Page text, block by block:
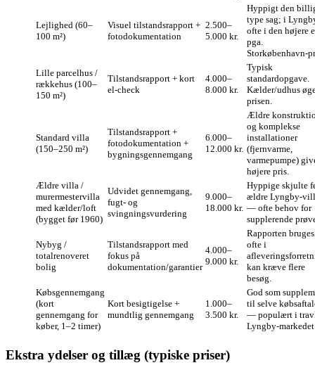
Lejlighed (60–
100 m²)
Visuel tilstandsrapport +
fotodokumentation
2.500–
5.000 kr.
Hyppigt den
type sag; i
ofte i den højere
pga.
Lille parcelhus /
rækkehus (100–
150 m²)
Tilstandsrapport + kort
el‑check
4.000–
8.000 kr.
Typisk
standardopgave.
Kælder/udhus
prisen.
Standard villa
(150–250 m²)
Tilstandsrapport +
fotodokumentation +
bygningsgennemgang
6.000–
12.000 kr.
Ældre
og komplekse
installationer
(fjernvarme,
varmepumpe)
højere pris.
Ældre villa /
murermestervilla
med kælder/loft
(bygget før 1960)
Udvidet gennemgang,
fugt‑ og
svingningsvurdering
9.000–
18.000 kr.
Hyppige skjulte
ældre
— ofte behov for
supplerende
Nybyg /
totalrenoveret
bolig
Tilstandsrapport med
fokus på
dokumentation/garantier
4.000–
9.000 kr.
Rapporten bruges
ofte i
kan kræve flere
besøg.
Købsgennemgang
(kort
gennemgang for
køber, 1–2 timer)
Kort besigtigelse +
mundtlig gennemgang
1.000–
3.500 kr.
God som
til selve
— populært i
Ekstra ydelser og tillæg (typiske priser)